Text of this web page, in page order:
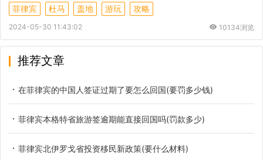
菲律宾 杜马 盖地 游玩 攻略
2024-05-30 11:43:02 10134浏览
推荐文章
在菲律宾的中国人签证过期了要怎么回国(要罚多少钱)
菲律宾本格特省旅游签逾期能直接回国吗(罚款多少)
菲律宾北伊罗戈省投资移民新政策(要什么材料)